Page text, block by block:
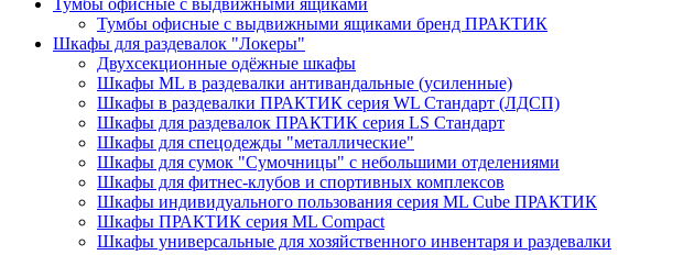
Тумбы офисные с выдвижными ящиками
Тумбы офисные с выдвижными ящиками бренд ПРАКТИК
Шкафы для раздевалок "Локеры"
Двухсекционные одёжные шкафы
Шкафы ML в раздевалки антивандальные (усиленные)
Шкафы в раздевалки ПРАКТИК серия WL Стандарт (ЛДСП)
Шкафы для раздевалок ПРАКТИК серия LS Стандарт
Шкафы для спецодежды "металлические"
Шкафы для сумок "Сумочницы" с небольшими отделениями
Шкафы для фитнес-клубов и спортивных комплексов
Шкафы индивидуального пользования серия ML Cube ПРАКТИК
Шкафы ПРАКТИК серия ML Compact
Шкафы универсальные для хозяйственного инвентаря и раздевалки